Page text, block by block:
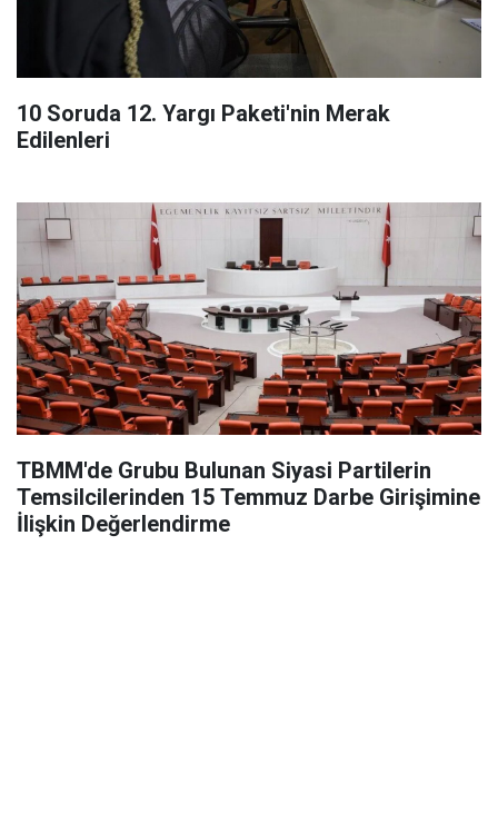
10 Soruda 12. Yargı Paketi'nin Merak
Edilenleri
TBMM'de Grubu Bulunan Siyasi Partilerin
Temsilcilerinden 15 Temmuz Darbe Girişimine
İlişkin Değerlendirme